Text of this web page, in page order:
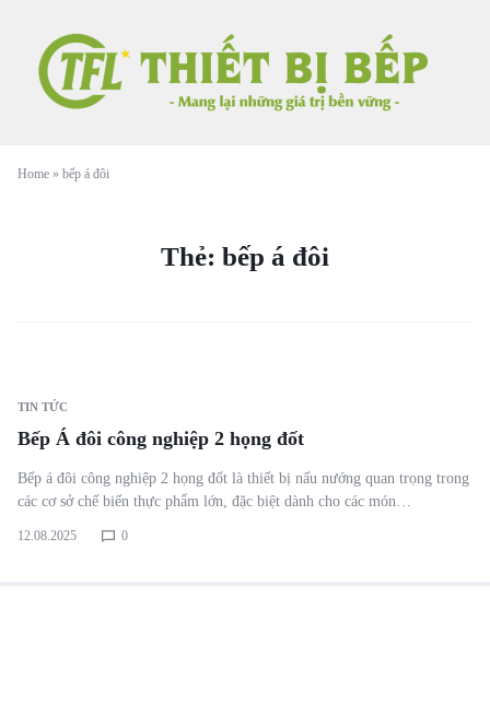
Home » bếp á đôi
Thẻ: bếp á đôi
TIN TỨC
Bếp Á đôi công nghiệp 2 họng đốt
Bếp á đôi công nghiệp 2 họng đốt là thiết bị nấu nướng quan trọng trong
các cơ sở chế biến thực phẩm lớn, đặc biệt dành cho các món…
12.08.2025 0